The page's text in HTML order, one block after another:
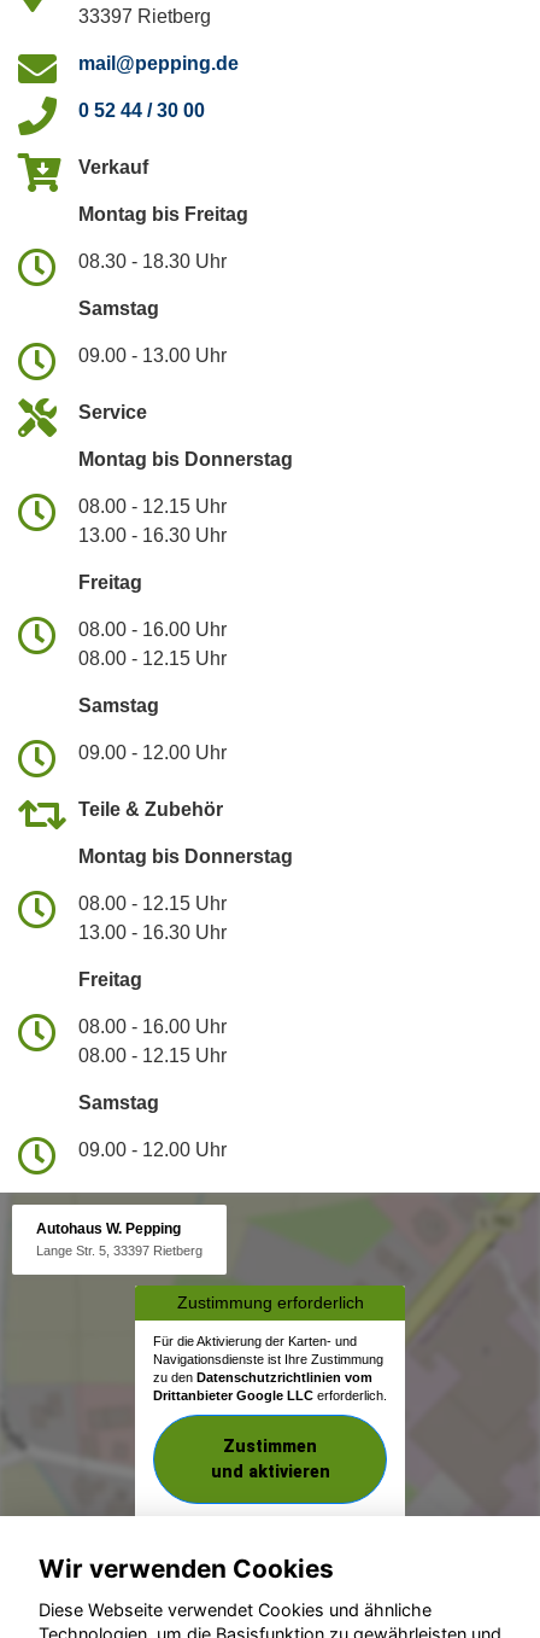
33397 Rietberg
mail@pepping.de
0 52 44 / 30 00
Verkauf
Montag bis Freitag
08.30 - 18.30 Uhr
Samstag
09.00 - 13.00 Uhr
Service
Montag bis Donnerstag
08.00 - 12.15 Uhr
13.00 - 16.30 Uhr
Freitag
08.00 - 16.00 Uhr
08.00 - 12.15 Uhr
Samstag
09.00 - 12.00 Uhr
Teile & Zubehör
Montag bis Donnerstag
08.00 - 12.15 Uhr
13.00 - 16.30 Uhr
Freitag
08.00 - 16.00 Uhr
08.00 - 12.15 Uhr
Samstag
09.00 - 12.00 Uhr
Autohaus W. Pepping
Lange Str. 5, 33397 Rietberg
Zustimmung erforderlich
Für die Aktivierung der Karten- und
Navigationsdienste ist Ihre Zustimmung
zu den Datenschutzrichtlinien vom
Drittanbieter Google LLC erforderlich.
Zustimmen
und aktivieren
Wir verwenden Cookies
Diese Webseite verwendet Cookies und ähnliche
Technologien, um die Basisfunktion zu gewährleisten und